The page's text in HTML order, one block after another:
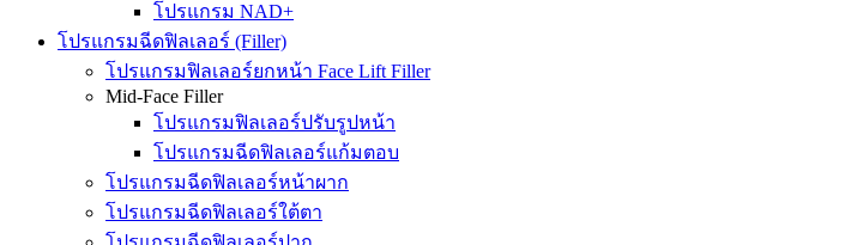
โปรแกรม NAD+
โปรแกรมฉีดฟิลเลอร์ (Filler)
โปรแกรมฟิลเลอร์ยกหน้า Face Lift Filler
Mid-Face Filler
โปรแกรมฟิลเลอร์ปรับรูปหน้า
โปรแกรมฉีดฟิลเลอร์แก้มตอบ
โปรแกรมฉีดฟิลเลอร์หน้าผาก
โปรแกรมฉีดฟิลเลอร์ใต้ตา